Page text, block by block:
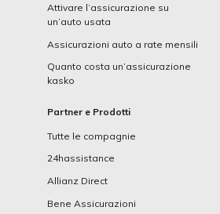
Attivare l’assicurazione su
un’auto usata
Assicurazioni auto a rate mensili
Quanto costa un’assicurazione
kasko
Partner e Prodotti
Tutte le compagnie
24hassistance
Allianz Direct
Bene Assicurazioni